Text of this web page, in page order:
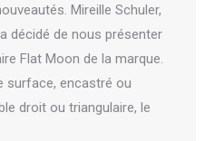
Mireille Schuler,
décidé de nous présenter
Flat Moon de la marque.
surface, encastré ou
droit ou triangulaire, le